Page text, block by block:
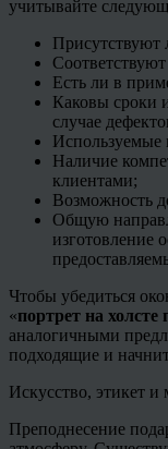
учитывайте
Присутствуют
Есть ли в
Каковы сроки
случае
Используемые
Наличие
клиентами;
Возможность
Общую
изготовление
Чтобы убедиться
«портрет на
аналогичными
подходящие и
Искусство, этикет и
Преподнесение